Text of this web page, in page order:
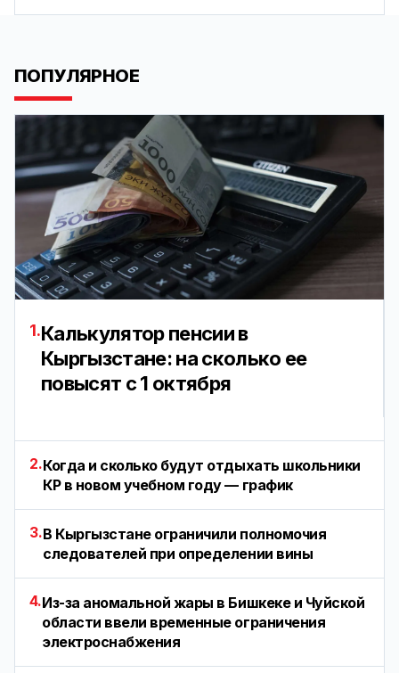
ПОПУЛЯРНОЕ
1.Калькулятор пенсии в
Кыргызстане: на сколько ее
повысят с 1 октября
2.Когда и сколько будут отдыхать школьники
КР в новом учебном году — график
3.В Кыргызстане ограничили полномочия
следователей при определении вины
4.Из-за аномальной жары в Бишкеке и Чуйской
области ввели временные ограничения
электроснабжения